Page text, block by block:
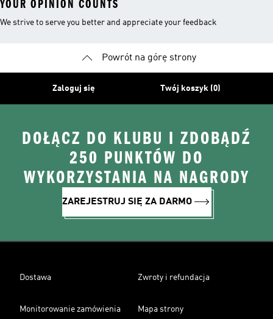
YOUR OPINION COUNTS
We strive to serve you better and appreciate your feedback
Powrót na górę strony
Zaloguj się Twój koszyk (0)
DOŁĄCZ DO KLUBU I ZDOBĄDŹ
250 PUNKTÓW DO
WYKORZYSTANIA NA NAGRODY
ZAREJESTRUJ SIĘ ZA DARMO
Dostawa Zwroty i refundacja
Monitorowanie zamówienia Mapa strony